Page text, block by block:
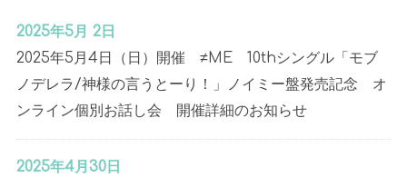
2025年5月 2日
2025年5月4日（日）開催 ≠ME 10thシングル「モブ
ノデレラ/神様の言うとーり！」ノイミー盤発売記念 オ
ンライン個別お話し会 開催詳細のお知らせ
2025年4月30日